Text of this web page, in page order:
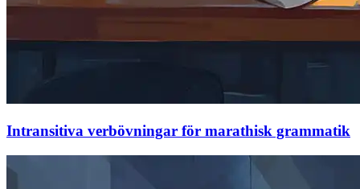
Intransitiva verbövningar för marathisk grammatik